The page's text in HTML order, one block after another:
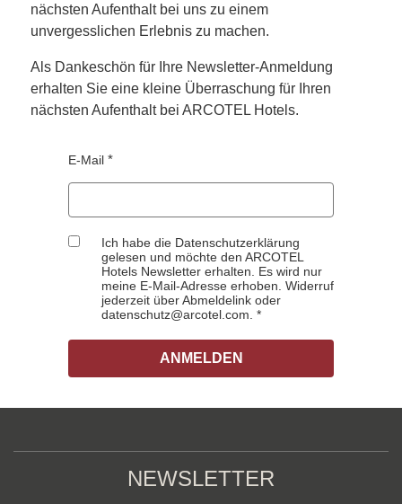
nächsten Aufenthalt bei uns zu einem
unvergesslichen Erlebnis zu machen.
Als Dankeschön für Ihre Newsletter-Anmeldung
erhalten Sie eine kleine Überraschung für Ihren
nächsten Aufenthalt bei ARCOTEL Hotels.
E-Mail
Ich habe die Datenschutzerklärung
gelesen und möchte den ARCOTEL
Hotels Newsletter erhalten. Es wird nur
meine E-Mail-Adresse erhoben. Widerruf
jederzeit über Abmeldelink oder
datenschutz@arcotel.com.
ANMELDEN
NEWSLETTER